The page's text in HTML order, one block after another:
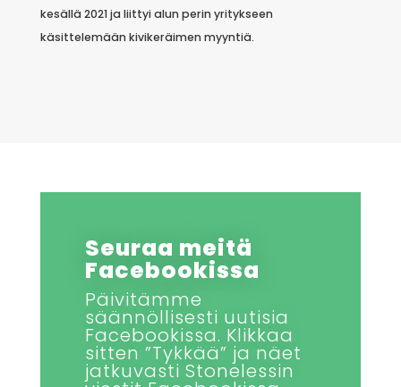
kesällä 2021 ja liittyi alun perin yritykseen
käsittelemään kivikeräimen myyntiä.
Seuraa meitä
Facebookissa
Päivitämme
säännöllisesti uutisia
Facebookissa. Klikkaa
sitten ”Tykkää” ja näet
jatkuvasti Stonelessin